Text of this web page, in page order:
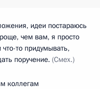
идеи постараюсь
чем вам, я просто
то придумывать,
поручение. (Смех.)
коллегам